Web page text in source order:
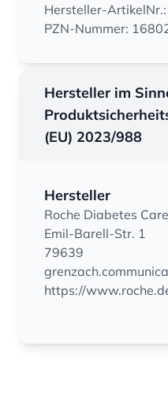
Hersteller-
PZN-Nummer:
Hersteller im
(EU) 2023/988
Hersteller
Roche Diabetes
Emil-Barell-Str. 1
79639
https://